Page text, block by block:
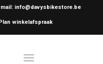
mail: info@davysbikestore.be
winkelafspraak